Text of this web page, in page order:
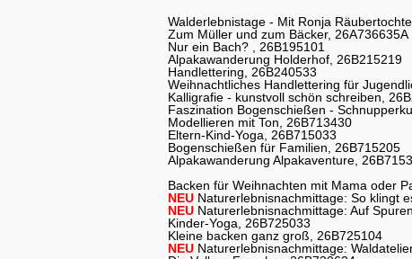
Walderlebnistage - Mit Ronja
Zum Müller und zum Bäcker, 26A736635A
Nur ein Bach? , 26B195101
Alpakawanderung Holderhof, 26B215219
Handlettering, 26B240533
Weihnachtliches Handlettering für
Kalligrafie - kunstvoll schön schreiben,
Faszination Bogenschießen -
Modellieren mit Ton, 26B713430
Eltern-Kind-Yoga, 26B715033
Bogenschießen für Familien, 26B715205
Alpakawanderung Alpakaventure,
Backen für Weihnachten mit Mama oder
NEU Naturerlebnisnachmittage: So klingt
NEU Naturerlebnisnachmittage: Auf
Kinder-Yoga, 26B725033
Kleine backen ganz groß, 26B725104
NEU Naturerlebnisnachmittage: